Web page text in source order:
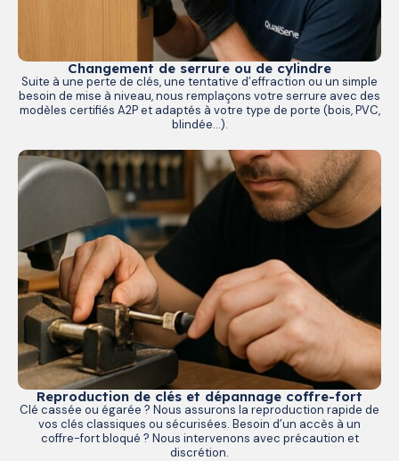
Changement de serrure ou de cylindre
Suite à une perte de clés, une tentative d’effraction ou un simple
besoin de mise à niveau, nous remplaçons votre serrure avec des
modèles certifiés A2P et adaptés à votre type de porte (bois, PVC,
blindée…).
Reproduction de clés et dépannage coffre-fort
Clé cassée ou égarée ? Nous assurons la reproduction rapide de
vos clés classiques ou sécurisées. Besoin d’un accès à un
coffre-fort bloqué ? Nous intervenons avec précaution et
discrétion.